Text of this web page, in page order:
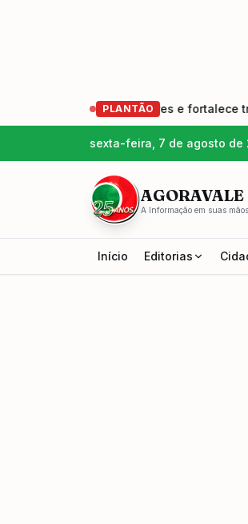
PLANTÃO
geração de produtores e fortalece
sexta-feira, 7 de agosto de
AGORAVALE
A Informação em suas
Início Editorias